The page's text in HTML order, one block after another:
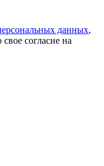
данных,
согласие на